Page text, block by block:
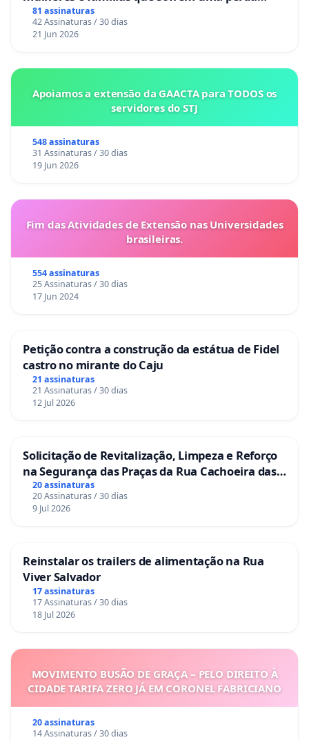
gestacional nos hospitais portugueses
81 assinaturas
42 Assinaturas / 30 dias
21 Jun 2026
Apoiamos a extensão da GAACTA para TODOS os
servidores do STJ
548 assinaturas
31 Assinaturas / 30 dias
19 Jun 2026
Fim das Atividades de Extensão nas Universidades
brasileiras.
554 assinaturas
25 Assinaturas / 30 dias
17 Jun 2024
Petição contra a construção da estátua de Fidel
castro no mirante do Caju
21 assinaturas
21 Assinaturas / 30 dias
12 Jul 2026
Solicitação de Revitalização, Limpeza e Reforço
na Segurança das Praças da Rua Cachoeira das
Sete Ilhas
20 assinaturas
20 Assinaturas / 30 dias
9 Jul 2026
Reinstalar os trailers de alimentação na Rua
Viver Salvador
17 assinaturas
17 Assinaturas / 30 dias
18 Jul 2026
MOVIMENTO BUSÃO DE GRAÇA – PELO DIREITO À
CIDADE TARIFA ZERO JÁ EM CORONEL FABRICIANO
20 assinaturas
14 Assinaturas / 30 dias